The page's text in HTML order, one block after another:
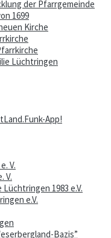
der Pfarrgemeinde
1699
Kirche
Lüchtringen
App!
V.
V.
1983 e.V.
e.V.
Bazis”